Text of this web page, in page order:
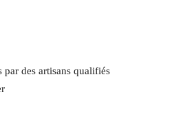
par des artisans qualifiés